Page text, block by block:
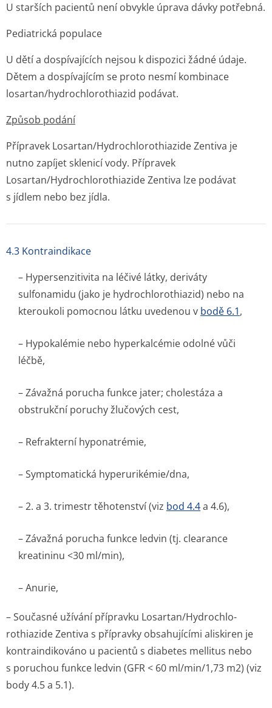
U starších pacientů není obvykle úprava dávky potřebná.
Pediatrická populace
U dětí a dospívajících nejsou k dispozici žádné údaje.
Dětem a dospívajícím se proto nesmí kombinace
losartan/hydrochlo­rothiazid podávat.
Způsob podání
Přípravek Losartan/Hydrochlo­rothiazide Zentiva je
nutno zapíjet sklenicí vody. Přípravek
Losartan/Hydrochlo­rothiazide Zentiva lze podávat
s jídlem nebo bez jídla.
4.3 Kontraindikace
– Hypersenzitivita na léčivé látky, deriváty
sulfonamidu (jako je hydrochlorothiazid) nebo na
kteroukoli pomocnou látku uvedenou v bodě 6.1,
– Hypokalémie nebo hyperkalcémie odolné vůči
léčbě,
– Závažná porucha funkce jater; cholestáza a
obstrukční poruchy žlučových cest,
– Refrakterní hyponatrémie,
– Symptomatická hyperurikémie/dna,
– 2. a 3. trimestr těhotenství (viz bod 4.4a 4.6),
– Závažná porucha funkce ledvin (tj. clearance
kreatininu <30 ml/min),
– Anurie,
– Současné užívání přípravku Losartan/Hydrochlo­
rothiazide Zentiva s přípravky obsahujícími aliskiren je
kontraindikováno u pacientů s diabetes mellitus nebo
s poruchou funkce ledvin (GFR < 60 ml/min/1,73 m2) (viz
body 4.5 a 5.1).